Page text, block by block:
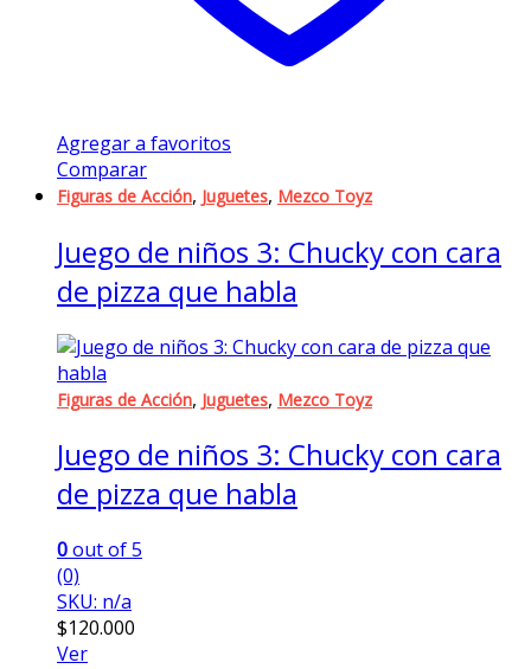
Agregar a favoritos
Comparar
Figuras de Acción, Juguetes, Mezco Toyz
Juego de niños 3: Chucky con cara
de pizza que habla
Figuras de Acción, Juguetes, Mezco Toyz
Juego de niños 3: Chucky con cara
de pizza que habla
0out of 5
(0)
SKU: n/a
$120.000
Ver